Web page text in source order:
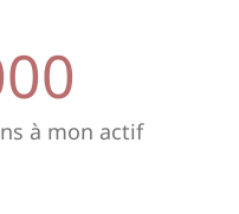
à mon actif